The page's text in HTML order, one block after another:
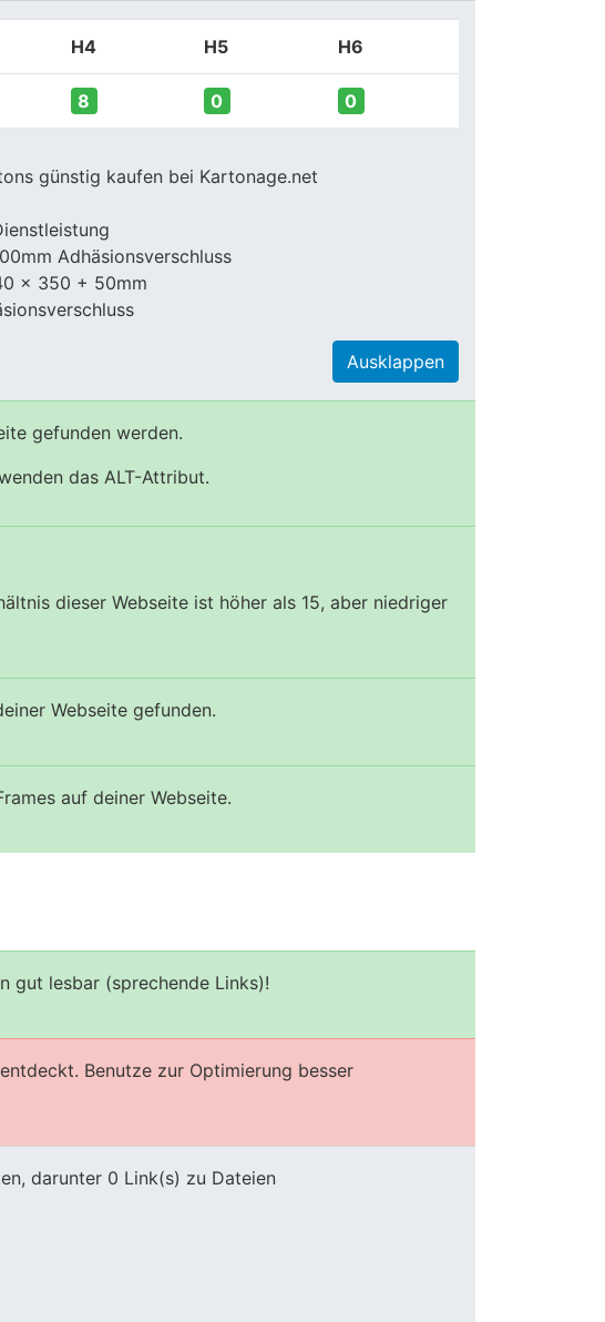
H4 H5 H6
8 0 0
günstig kaufen bei Kartonage.net
Adhäsionsverschluss
x 350 + 50mm
Ausklappen
gefunden werden.
das ALT-Attribut.
dieser Webseite ist höher als 15, aber niedriger
Webseite gefunden.
auf deiner Webseite.
gut lesbar (sprechende Links)!
Benutze zur Optimierung besser
darunter 0 Link(s) zu Dateien